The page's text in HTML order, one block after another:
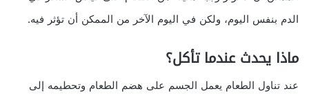
الدم بنفس اليوم، ولكن في اليوم الآخر من الممكن أن تؤثر فيه.
ماذا يحدث عندما تأكل؟
عند تناول الطعام يعمل الجسم على هضم الطعام وتحطيمه إلى